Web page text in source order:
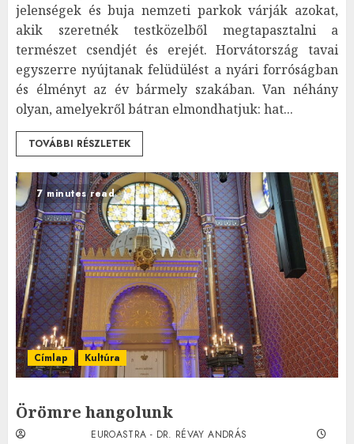
jelenségek és buja nemzeti parkok várják azokat,
akik szeretnék testközelből megtapasztalni a
természet csendjét és erejét. Horvátország tavai
egyszerre nyújtanak felüdülést a nyári forróságban
és élményt az év bármely szakában. Van néhány
olyan, amelyekről bátran elmondhatjuk: hat...
TOVÁBBI RÉSZLETEK
7 minutes read
Címlap Kultúra
Örömre hangolunk
EUROASTRA - DR. RÉVAY ANDRÁS